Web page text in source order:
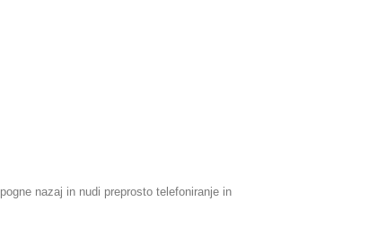
nazaj in nudi preprosto telefoniranje in